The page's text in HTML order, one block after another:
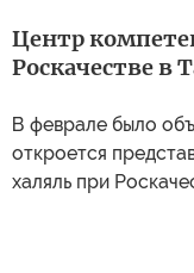
Центр
Роскачестве в
В феврале было
откроется
халяль при